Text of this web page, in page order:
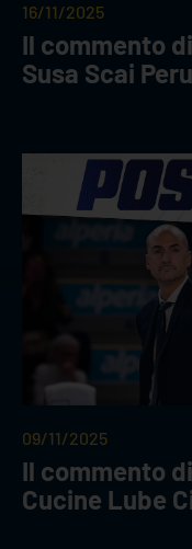
16/11/2025
Il commento
Susa Scai
09/11/2025
Il commento
Cucine Lube